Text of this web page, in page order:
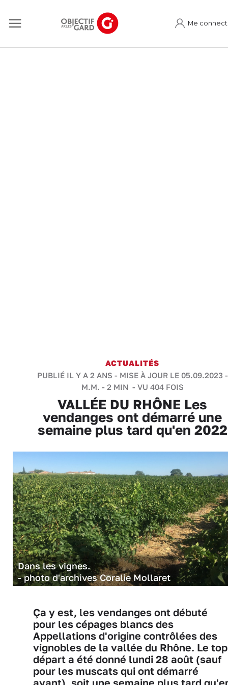
Me
ACTUALITÉS
PUBLIÉ IL Y A 2 ANS - MISE À JOUR LE 05.09.2023 -
M.M. - 2 MIN - VU 404 FOIS
VALLÉE DU RHÔNE Les
vendanges ont démarré une
semaine plus tard qu'en 2022
Dans les vignes.
- photo d'archives Coralie Mollaret
Ça y est, les vendanges ont débuté
pour les cépages blancs des
Appellations d'origine contrôlées des
vignobles de la vallée du Rhône. Le top
départ a été donné lundi 28 août (sauf
pour les muscats qui ont démarré
avant), soit une semaine plus tard